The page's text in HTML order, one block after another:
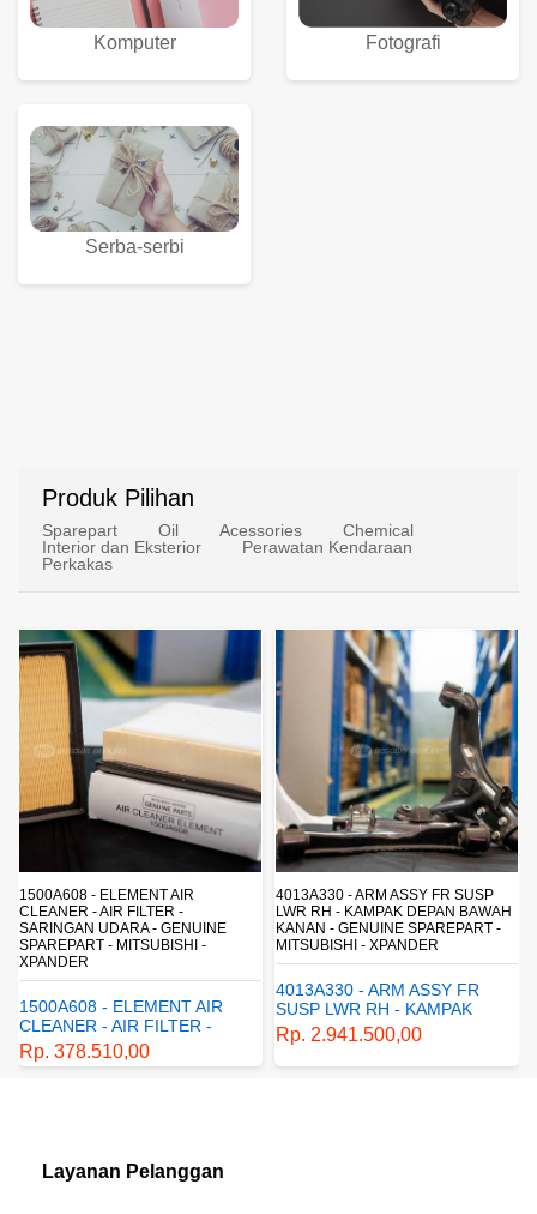
Komputer Fotografi
Serba-serbi
Produk Pilihan
Sparepart Oil Acessories
Chemical
Interior dan Eksterior
Perawatan Kendaraan
Perkakas
4013A330 - ARM ASSY FR SUSP
LWR RH - KAMPAK DEPAN BAWAH
KANAN - GENUINE SPAREPART -
MITSUBISHI - XPANDER
SUSP LWR RH - KAMPAK
DEPAN BAWAH KANAN -
GENUINE SPAREPART -
MITSUBISHI - XPANDER
Rp. 2.941.500,00
4162A413 - SHOCK ABSORBER RR
SUSP - SUSPENSI BELAKANG -
SHOCKBREAKER BELAKANG -
GENUINE SPAREPART -
MITSUBISHI - XPANDER
4162A413 - SHOCK
ABSORBER RR SUSP -
SUSPENSI BELAKANG -
SHOCKBREAKER BELAKANG
Rp. 1.198.800,00
Layanan Pelanggan